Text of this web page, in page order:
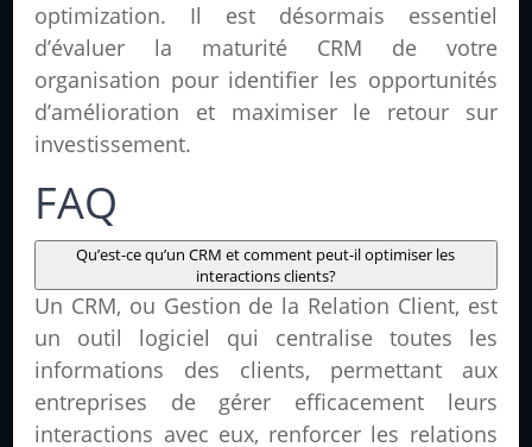
optimization. Il est désormais essentiel
d’évaluer la maturité CRM de votre
organisation pour identifier les opportunités
d’amélioration et maximiser le retour sur
investissement.
FAQ
Qu’est-ce qu’un CRM et comment peut-il optimiser les
interactions clients?
Un CRM, ou Gestion de la Relation Client, est
un outil logiciel qui centralise toutes les
informations des clients, permettant aux
entreprises de gérer efficacement leurs
interactions avec eux, renforcer les relations